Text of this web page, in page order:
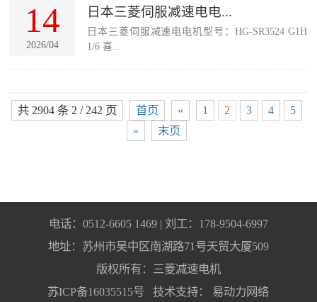
14
2026/04
日本三菱伺服减速电电...
日本三菱伺服减速电电机型号：HG-SR3524 G1H
1/6 喜...
共 2904 条 2 / 242 页 首页 « 1 2 3 4
5
»
末页
电话：0512-6605 1469 | 刘工：178-9504-6997
地址：苏州市吴中区南湖路71号天贸大厦509
版权所有：三菱减速电机
苏ICP备16035515号 技术支持： 易动力网络